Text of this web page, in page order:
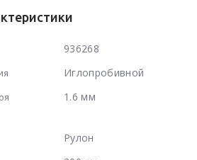
936268
Иглопробивной
1.6 мм
Рулон